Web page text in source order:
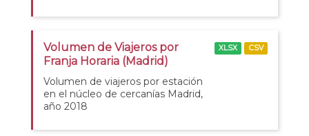
Volumen de Viajeros por
Franja Horaria (Madrid)
Volumen de viajeros por estación
en el núcleo de cercanías Madrid,
año 2018
XLSX CSV